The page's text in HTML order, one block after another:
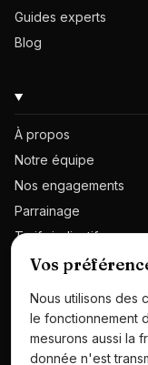
Guides experts
Blog
À propos
Notre équipe
Nos engagements
Parrainage
Tarifs indicatifs
Contact
Espace presse
Vos
Nous utilisons des
le fonctionnement
mesurons aussi la
donnée n'est